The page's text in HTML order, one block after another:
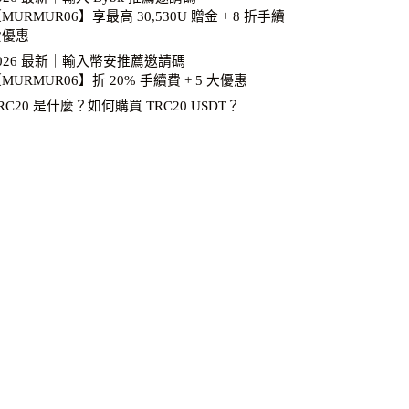
MURMUR06】享最高 30,530U 贈金 + 8 折手續
惠
最新｜輸入幣安推薦邀請碼
MURMUR06】折 20% 手續費 + 5 大優惠
是什麼？如何購買 TRC20 USDT？